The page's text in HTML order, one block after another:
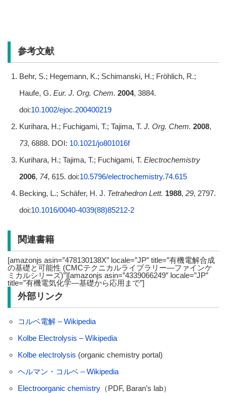
参考文献
Behr, S.; Hegemann, K.; Schimanski, H.; Fröhlich, R.;
Haufe, G. Eur. J. Org. Chem. 2004, 3884.
doi:10.1002/ejoc.200400219
Kurihara, H.; Fuchigami, T.; Tajima, T. J. Org. Chem. 2008,
73, 6888. DOI: 10.1021/jo801016f
Kurihara, H.; Tajima, T.; Fuchigami, T. Electrochemistry
2006, 74, 615. doi:10.5796/electrochemistry.74.615
Becking, L.; Schäfer, H. J. Tetrahedron Lett. 1988, 29, 2797.
doi:10.1016/0040-4039(88)85212-2
関連書籍
[amazonjs asin=”478130138X” locale=”JP” title=”有機電解合成
の基礎と可能性 (CMCテクニカルライブラリー―ファインケ
ミカルシリーズ)”][amazonjs asin=”4339066249″ locale=”JP”
title=”有機電気化学―基礎から応用まで”]
外部リンク
コルベ電解 – Wikipedia
Kolbe Electrolysis – Wikipedia
Kolbe electrolysis (organic chemistry portal)
ヘルマン・コルベ – Wikipedia
Electroorganic chemistry（PDF, Baran’s lab）